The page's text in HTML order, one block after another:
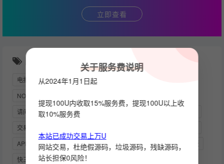
立即查看
电报VIP 自动发卡机器人
NODE
请问下协议好是如何弄的啊
交易
API_ID
模块化 进退群消息 USDT
TELEGRAM网页版
快三
群发言 数据库增删改查
关于服务费说明
从2024年1月1日起
提现100U内收取15%服务费，提现100U以上收
取10%服务费
本站已成功交易上万U
网站交易，杜绝假源码，垃圾源码，残缺源码，
站长担保0风险！